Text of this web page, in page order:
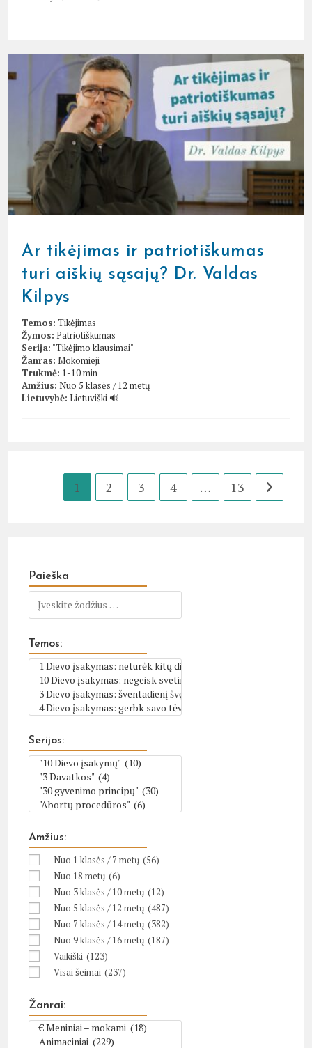
Ar tikėjimas ir patriotiškumas
turi aiškių sąsajų? Dr. Valdas
Kilpys
Temos: Tikėjimas
Žymos: Patriotiškumas
Serija: "Tikėjimo klausimai"
Žanras: Mokomieji
Trukmė: 1-10 min
Amžius: Nuo 5 klasės / 12 metų
Lietuvybė: Lietuviški 🔊
1 2 3 4 … 13 Go to the
Paieška
Temos:
Serijos:
Amžius:
Nuo 1 klasės / 7 metų (56)
Nuo 18 metų (6)
Nuo 3 klasės / 10 metų (12)
Nuo 5 klasės / 12 metų (487)
Nuo 7 klasės / 14 metų (382)
Nuo 9 klasės / 16 metų (187)
Vaikiški (123)
Visai šeimai (237)
Žanrai: